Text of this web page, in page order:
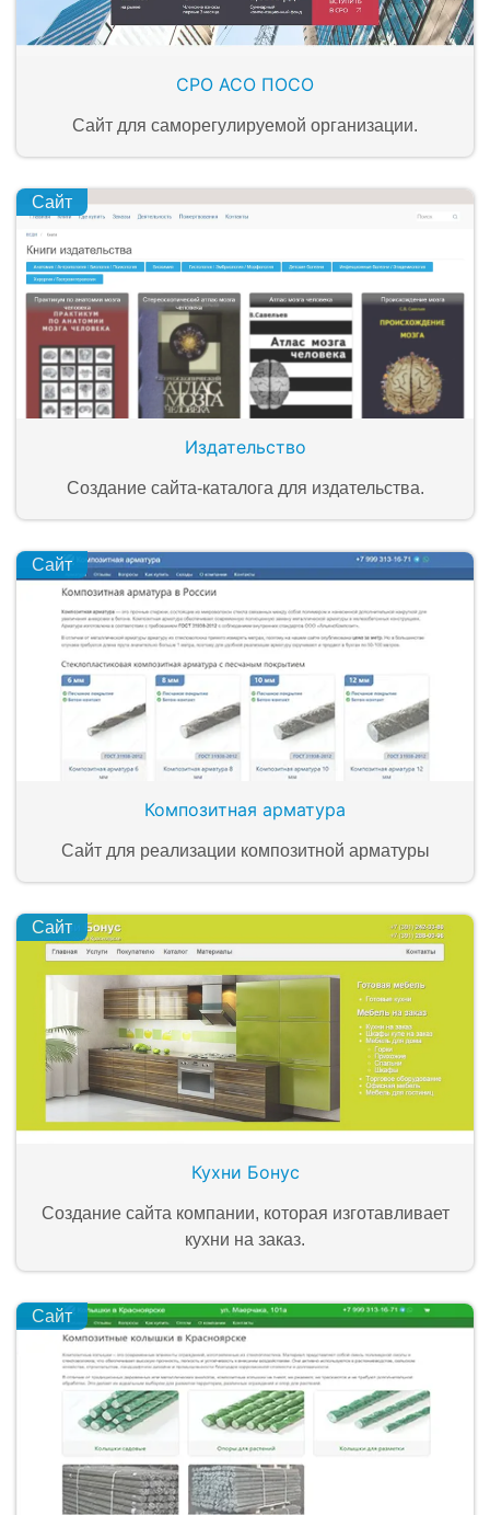
СРО АСО ПОСО
Сайт для саморегулируемой организации.
Сайт
Издательство
Создание сайта-каталога для издательства.
Сайт
Композитная арматура
Сайт для реализации композитной арматуры
Сайт
Кухни Бонус
Создание сайта компании, которая изготавливает
кухни на заказ.
Сайт